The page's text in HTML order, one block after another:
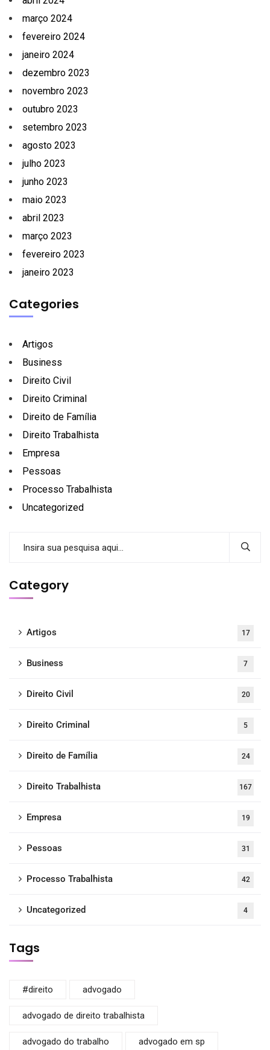
março 2024
fevereiro 2024
janeiro 2024
dezembro 2023
novembro 2023
outubro 2023
setembro 2023
agosto 2023
julho 2023
junho 2023
maio 2023
abril 2023
março 2023
fevereiro 2023
janeiro 2023
Categories
Artigos
Business
Direito Civil
Direito Criminal
Direito de Família
Direito Trabalhista
Empresa
Pessoas
Processo Trabalhista
Uncategorized
Category
Artigos 17
Business 7
Direito Civil 20
Direito Criminal 5
Direito de Família 24
Direito Trabalhista 167
Empresa 19
Pessoas 31
Processo Trabalhista 42
Uncategorized 4
Tags
#direito advogado
advogado de direito trabalhista
advogado do trabalho advogado em sp